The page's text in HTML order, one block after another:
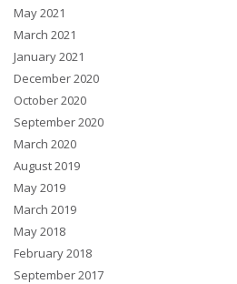
May 2021
March 2021
January 2021
December 2020
October 2020
September 2020
March 2020
August 2019
May 2019
March 2019
May 2018
February 2018
September 2017